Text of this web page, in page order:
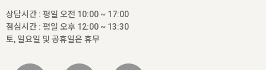
상담시간 : 평일 오전 10:00 ~ 17:00
점심시간 : 평일 오후 12:00 ~ 13:30
토, 일요일 및 공휴일은 휴무